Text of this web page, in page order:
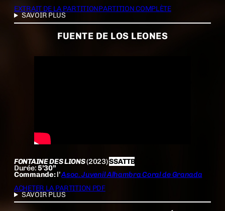
EXTRAIT DE LA PARTITIONPARTITION COMPLÈTE
SAVOIR PLUS
FUENTE DE LOS LEONES
FONTAINE DES LIONS(2023)SSATTB
Durée:5’30”
Commande:l’Asoc. Juvenil Alhambra Coral de Granada
ACHETER LA PARTITION PDF
SAVOIR PLUS